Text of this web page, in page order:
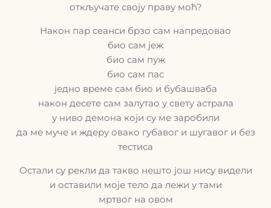
откључате своју праву моћ?
Након пар сеанси брзо сам напредовао
био сам јеж
био сам пуж
био сам пас
једно време сам био и бубашваба
након десете сам залутао у свету астрала
у ниво демона који су ме заробили
да ме муче и ждеру овако губавог и шугавог и без
тестиса
Остали су рекли да такво нешто још нису видели
и оставили моје тело да лежи у тами
мртвог на овом